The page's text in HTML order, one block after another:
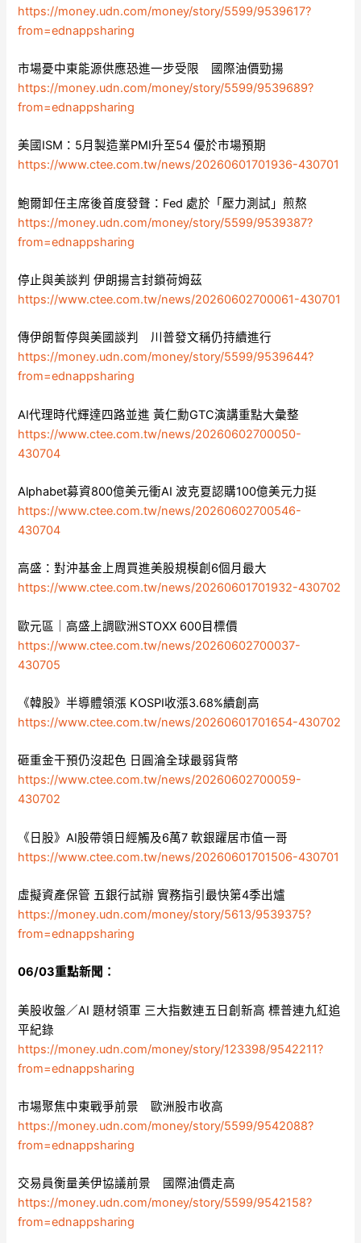
https://money.udn.com/money/story/5599/9539617?
from=ednappsharing
市場憂中東能源供應恐進一步受限 國際油價勁揚
https://money.udn.com/money/story/5599/9539689?
from=ednappsharing
美國ISM：5月製造業PMI升至54 優於市場預期
https://www.ctee.com.tw/news/20260601701936-430701
鮑爾卸任主席後首度發聲：Fed 處於「壓力測試」煎熬
https://money.udn.com/money/story/5599/9539387?
from=ednappsharing
停止與美談判 伊朗揚言封鎖荷姆茲
https://www.ctee.com.tw/news/20260602700061-430701
傳伊朗暫停與美國談判 川普發文稱仍持續進行
https://money.udn.com/money/story/5599/9539644?
from=ednappsharing
AI代理時代輝達四路並進 黃仁勳GTC演講重點大彙整
https://www.ctee.com.tw/news/20260602700050-
430704
Alphabet募資800億美元衝AI 波克夏認購100億美元力挺
https://www.ctee.com.tw/news/20260602700546-
430704
高盛：對沖基金上周買進美股規模創6個月最大
https://www.ctee.com.tw/news/20260601701932-430702
歐元區｜高盛上調歐洲STOXX 600目標價
https://www.ctee.com.tw/news/20260602700037-
430705
《韓股》半導體領漲 KOSPI收漲3.68%續創高
https://www.ctee.com.tw/news/20260601701654-430702
砸重金干預仍沒起色 日圓淪全球最弱貨幣
https://www.ctee.com.tw/news/20260602700059-
430702
《日股》AI股帶領日經觸及6萬7 軟銀躍居市值一哥
https://www.ctee.com.tw/news/20260601701506-430701
虛擬資產保管 五銀行試辦 實務指引最快第4季出爐
https://money.udn.com/money/story/5613/9539375?
from=ednappsharing
06/03重點新聞：
美股收盤／AI 題材領軍 三大指數連五日創新高 標普連九紅追
平紀錄
https://money.udn.com/money/story/123398/9542211?
from=ednappsharing
市場聚焦中東戰爭前景 歐洲股市收高
https://money.udn.com/money/story/5599/9542088?
from=ednappsharing
交易員衡量美伊協議前景 國際油價走高
https://money.udn.com/money/story/5599/9542158?
from=ednappsharing